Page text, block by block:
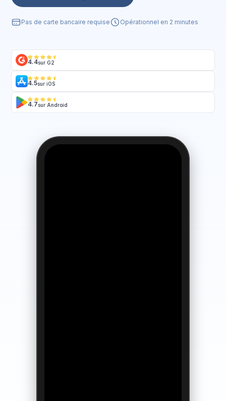
Pas de carte bancaire requise Opérationnel en 2 minutes
4.4sur G2
4.5sur iOS
4.7sur Android